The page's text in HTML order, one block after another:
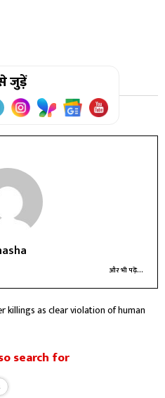
जुड़ें
और भी पढ़ें...
killings as clear violation of human
search for